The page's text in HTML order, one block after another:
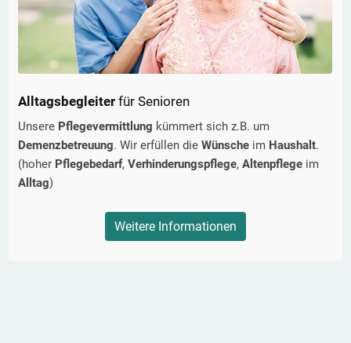
Alltagsbegleiter für Senioren
Unsere Pflegevermittlung kümmert sich z.B. um
Demenzbetreuung. Wir erfüllen die Wünsche im Haushalt.
(hoher Pflegebedarf, Verhinderungspflege, Altenpflege im
Alltag)
Weitere Informationen